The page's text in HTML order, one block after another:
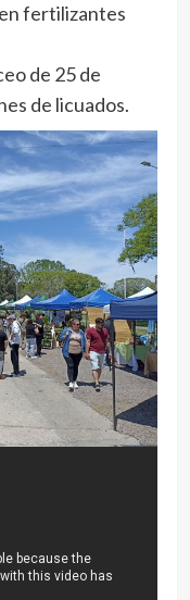
fertilizantes
de 25 de
de licuados.